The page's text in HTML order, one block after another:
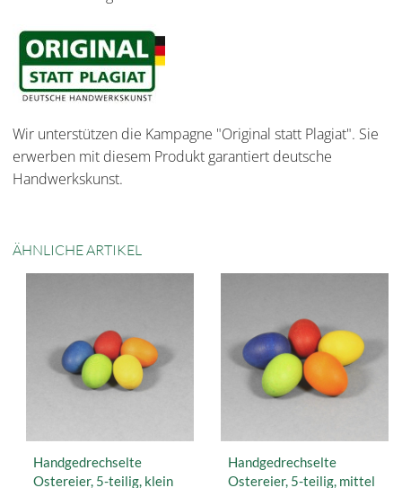
Wir unterstützen die Kampagne "Original statt Plagiat". Sie
erwerben mit diesem Produkt garantiert deutsche
Handwerkskunst.
ÄHNLICHE ARTIKEL
Handgedrechselte
Ostereier, 5-teilig, klein
Handgedrechselte
Ostereier, 5-teilig, mittel